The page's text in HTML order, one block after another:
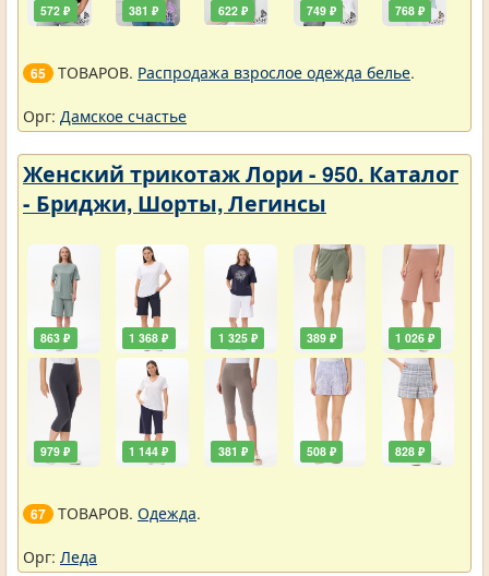
572 ₽ 381 ₽ 622 ₽ 749 ₽ 768 ₽
65 ТОВАРОВ. Распродажа взрослое одежда белье.
Орг: Дамское счастье
Женский трикотаж Лори - 950. Каталог
- Бриджи, Шорты, Легинсы
863 ₽
979 ₽
1 368 ₽
1 144 ₽
1 325 ₽
381 ₽
389 ₽
508 ₽
1 026 ₽
828 ₽
67 ТОВАРОВ. Одежда.
Орг: Леда